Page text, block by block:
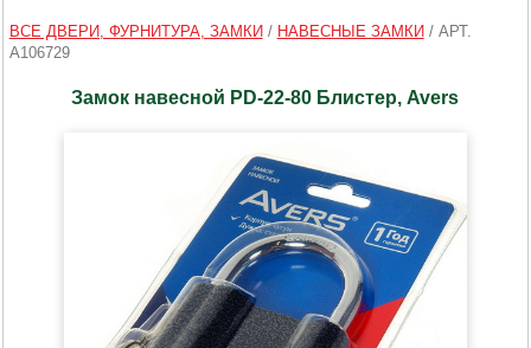
ВСЕ ДВЕРИ, ФУРНИТУРА, ЗАМКИ / НАВЕСНЫЕ ЗАМКИ / АРТ.
A106729
Замок навесной PD-22-80 Блистер, Avers